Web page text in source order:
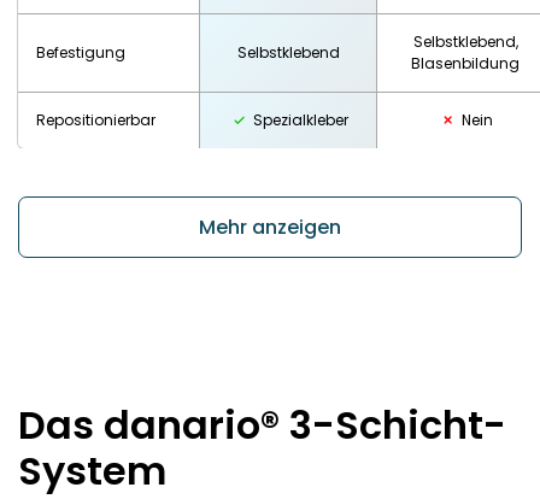
Befestigung Selbstklebend
Selbstklebend,
Blasenbildung
Repositionierbar Spezialkleber Nein
Mehr anzeigen
Das danario® 3-Schicht-
System